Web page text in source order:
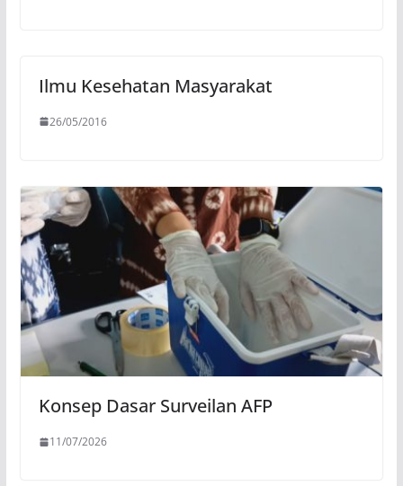
Ilmu Kesehatan Masyarakat
26/05/2016
Konsep Dasar Surveilan AFP
11/07/2026